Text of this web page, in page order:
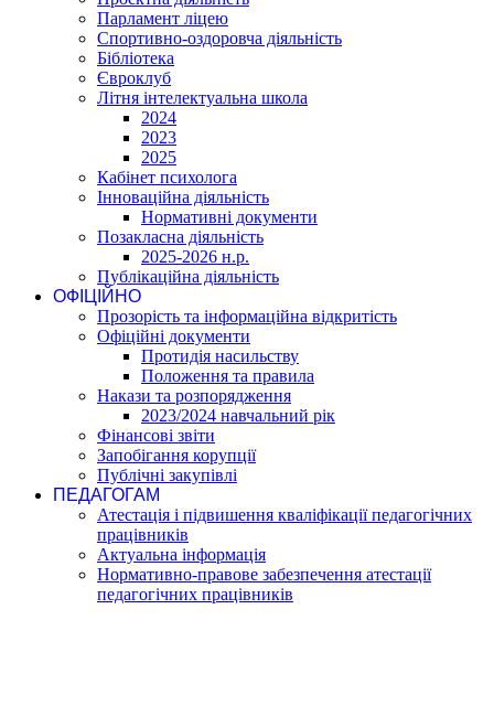
Парламент ліцею
Спортивно-оздоровча діяльність
Бібліотека
Євроклуб
Літня інтелектуальна школа
2024
2023
2025
Кабінет психолога
Інноваційна діяльність
Нормативні документи
Позакласна діяльність
2025-2026 н.р.
Публікаційна діяльність
ОФІЦІЙНО
Прозорість та інформаційна відкритість
Офіційні документи
Протидія насильству
Положення та правила
Накази та розпорядження
2023/2024 навчальний рік
Фінансові звіти
Запобігання корупції
Публічні закупівлі
ПЕДАГОГАМ
Атестація і підвишення кваліфікації педагогічних
працівників
Актуальна інформація
Нормативно-правове забезпечення атестації
педагогічних працівників